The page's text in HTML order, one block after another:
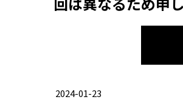
2024-01-23